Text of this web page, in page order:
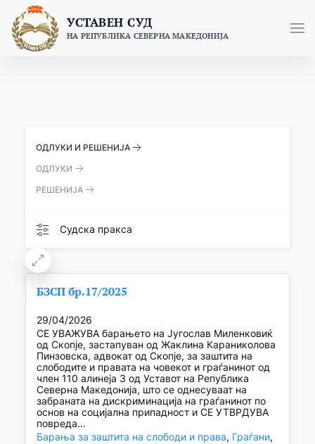
content
УСТАВЕН СУД
НА РЕПУБЛИКА СЕВЕРНА МАКЕДОНИЈА
ОДЛУКИ И РЕШЕНИЈА
ОДЛУКИ
РЕШЕНИЈА
Судска пракса
БЗСП бр.17/2025
29/04/2026
СЕ УВАЖУВА барањето на Југослав Миленковиќ
од Скопје, застапуван од Жаклина Караниколова
Пинзовска, адвокат од Скопје, за заштита на
слободите и правата на човекот и граѓанинот од
член 110 алинеја 3 од Уставот на Република
Северна Македонија, што се однесуваат на
забраната на дискриминација на граѓанинот по
основ на социјална припадност и СЕ УТВРДУВА
повреда…
Барања за заштита на слободи и права, Граѓани